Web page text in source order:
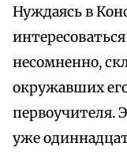
Нуждаясь в
несомненно,
окружавших
первоучителя.
уже